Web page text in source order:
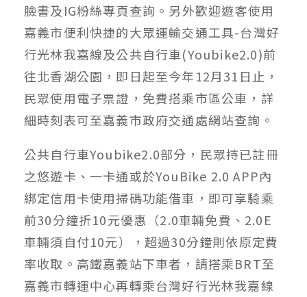
臉書及IG粉絲專頁查詢。另外歡迎遊客使用
嘉義市便利快捷的大眾運輸交通工具-台灣好
行光林我嘉線及公共自行車(Youbike2.0)前
往北香湖公園，即日起至今年12月31日止，
民眾使用電子票證，免費搭乘市區公車，詳
細時刻表可至嘉義市政府交通處網站查詢。
公共自行車Youbike2.0部分，民眾持已註冊
之悠遊卡、一卡通或於YouBike 2.0 APP內
綁定信用卡使用掃碼功能借車，即可享騎乘
前30分鐘折10元優惠（2.0車輛免費、2.0E
車輛須自付10元），超過30分鐘則依原定費
率收取。高鐵嘉義站下車者，請搭乘BRT至
嘉義市轉運中心再轉乘台灣好行光林我嘉線